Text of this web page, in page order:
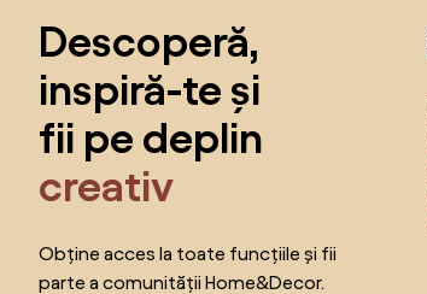
Descoperă,
inspiră-te și
fii pe deplin
creativ
Obține acces la toate funcțiile și fii
parte a comunității Home&Decor.